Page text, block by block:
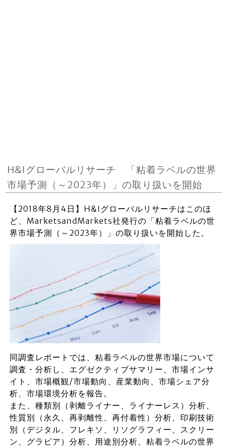
H&Iグローバルリサーチ 「粘着ラベルの世界
市場予測（～2023年）」の取り扱いを開始
【2018年8月4日】H&Iグローバルリサーチはこのほ
ど、MarketsandMarkets社発行の「粘着ラベルの世
界市場予測（～2023年）」の取り扱いを開始した。
同調査レポートでは、粘着ラベルの世界市場について
調査・分析し、エグゼクティブサマリー、市場インサ
イト、市場概観/市場動向、産業動向、市場シェア分
析、市場環境分析を報告。
また、種類別（剥離ライナー、ライナーレス）分析、
性質別（永久、再剥離性、再付着性）分析、印刷技術
別（デジタル、フレキソ、リソグラフィー、スクリー
ン、グラビア）分析、用途別分析、粘着ラベルの世界